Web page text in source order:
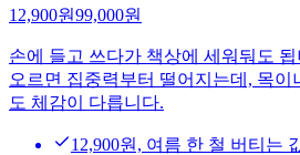
12,900원99,000원
손에 들고 쓰다가 책상에 세워둬도
오르면 집중력부터 떨어지는데, 목
도 체감이 다릅니다.
12,900원, 여름 한 철 버티는